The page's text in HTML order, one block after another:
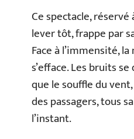
Ce spectacle,
lever tôt, frappe par
Face à l’immensité,
s’efface. Les bruits
que le souffle du
des passagers, tous
l’instant.